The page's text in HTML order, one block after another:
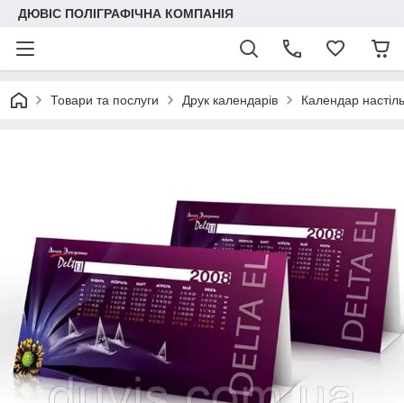
ДЮВІС ПОЛІГРАФІЧНА КОМПАНІЯ
Товари та послуги Друк календарів Календар